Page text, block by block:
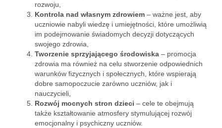
rozwoju,
Kontrola nad własnym zdrowiem – ważne jest, aby
uczniowie nabyli wiedzę i umiejętności, które umożliwią
im podejmowanie świadomych decyzji dotyczących
swojego zdrowia,
Tworzenie sprzyjającego środowiska – promocja
zdrowia ma również na celu stworzenie odpowiednich
warunków fizycznych i społecznych, które wspierają
dobre samopoczucie zarówno uczniów, jak i
nauczycieli,
Rozwój mocnych stron dzieci – cele te obejmują
także kształtowanie atmosfery stymulującej rozwój
emocjonalny i psychiczny uczniów.